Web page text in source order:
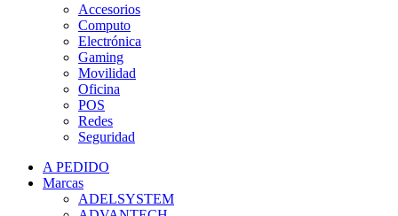
Accesorios
Computo
Electrónica
Gaming
Movilidad
Oficina
POS
Redes
Seguridad
A PEDIDO
Marcas
ADELSYSTEM